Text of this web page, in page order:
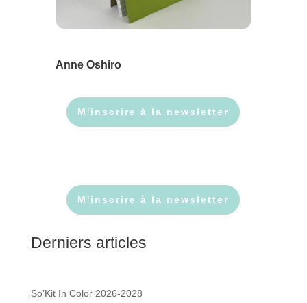
Anne Oshiro
M'inscrire à la newsletter
M'inscrire à la newsletter
Derniers articles
So’Kit In Color 2026-2028